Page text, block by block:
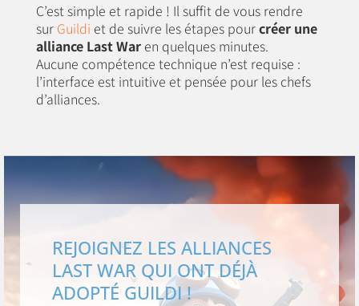
C’est simple et rapide ! Il suffit de vous rendre
sur Guildi et de suivre les étapes pourcréer une
alliance Last War en quelques minutes.
Aucune compétence technique n’est requise :
l’interface est intuitive et pensée pour les chefs
d’alliances.
REJOIGNEZ LES ALLIANCES
LAST WAR QUI ONT DÉJÀ
ADOPTÉ GUILDI !